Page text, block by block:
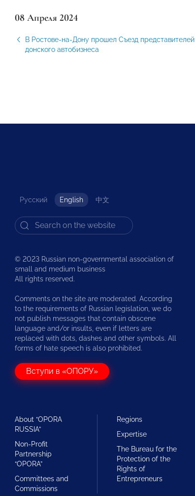
08 Апреля 2024
В Ростове-на-Дону прошел Съезд представителей
донского автобизнеса
Русский English 中文
© 2023 Russian non-governmental association of
small and medium business
All rights reserved.
Comments on the site are moderated. According
to the requirements of Russian legislation, we do
not publish messages that contain obscene
language and/or insults, even if letters are
replaced with dots, dashes and other symbols. All
forms of hate speech is also prohibited.
Вступи в «ОПОРУ»
About “OPORA
RUSSIA”
Non-Profit
Partnership
“OPORA”
Committees and
Commissions
Regions
Expertise
The Bureau for the
Protection of the
Rights of
Entrepreneurs